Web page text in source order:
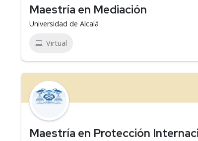
Maestría en Mediación
Universidad de Alcalá
Virtual
Maestría en Protección